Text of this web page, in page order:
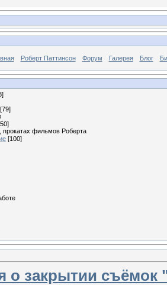
Роберт Паттинсон Форум Галерея Блог
[79]
фильмов Роберта
[100]
закрытии съёмок